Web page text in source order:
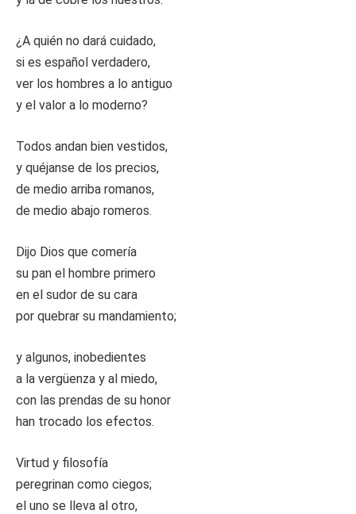
¿A quién no dará cuidado,
si es español verdadero,
ver los hombres a lo antiguo
y el valor a lo moderno?
Todos andan bien vestidos,
y quéjanse de los precios,
de medio arriba romanos,
de medio abajo romeros.
Dijo Dios que comería
su pan el hombre primero
en el sudor de su cara
por quebrar su mandamiento;
y algunos, inobedientes
a la vergüenza y al miedo,
con las prendas de su honor
han trocado los efectos.
Virtud y filosofía
peregrinan como ciegos;
el uno se lleva al otro,